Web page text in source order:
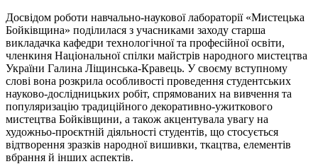
Досвідом роботи навчально-наукової лабораторії «Мистецька
Бойківщина» поділилася з учасниками заходу старша
викладачка кафедри технологічної та професійної освіти,
членкиня Національної спілки майстрів народного мистецтва
України Галина Ліщинська-Кравець. У своєму вступному
слові вона розкрила особливості проведення студентських
науково-дослідницьких робіт, спрямованих на вивчення та
популяризацію традиційного декоративно-ужиткового
мистецтва Бойківщини, а також акцентувала увагу на
художньо-проєктній діяльності студентів, що стосується
відтворення зразків народної вишивки, ткацтва, елементів
вбрання й інших аспектів.